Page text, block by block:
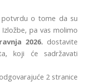
o tome da su
pa vas molimo
2026. dostavite
koji će sadržavati
2 stranice